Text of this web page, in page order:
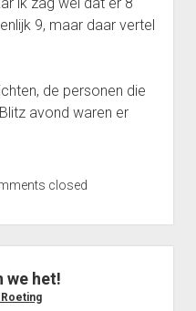
5J)
ploeg Gambiet Opwijk 6
5O)
1
2012
2
2
3
2012 2013
3A
9, maar daar vertel
de personen die
avond waren er
closed
we het!